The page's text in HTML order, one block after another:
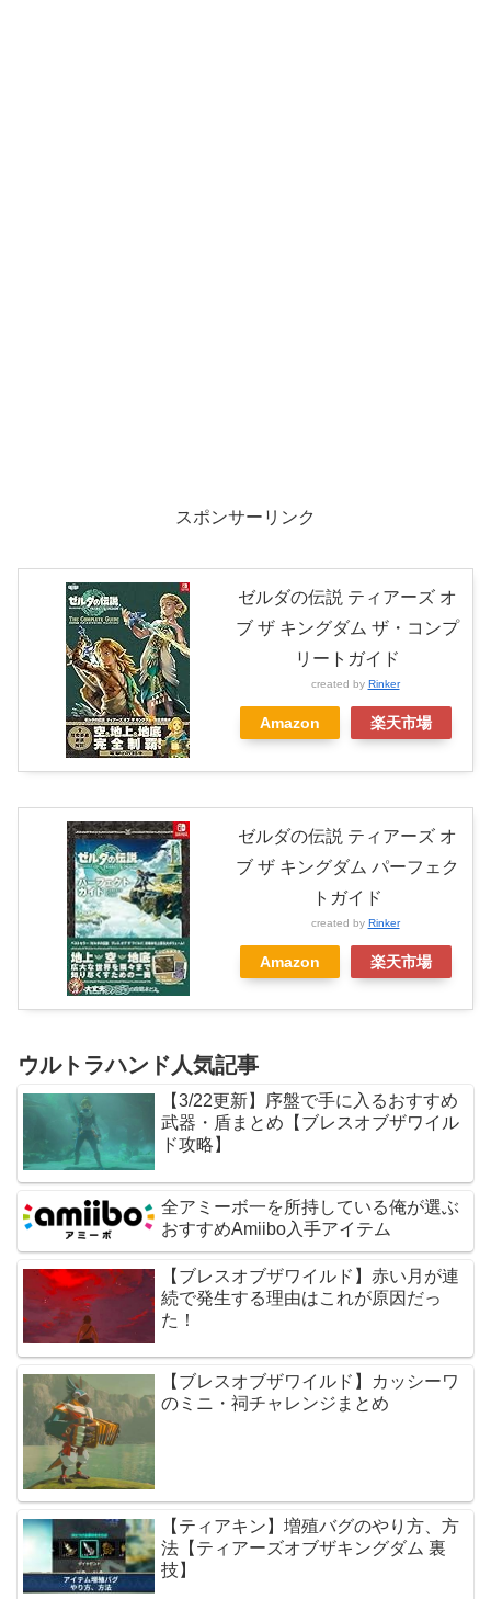
スポンサーリンク
ゼルダの伝説 ティアーズ オ
ブ ザ キングダム ザ・コンプ
リートガイド
created by Rinker
Amazon 楽天市場
ゼルダの伝説 ティアーズ オ
ブ ザ キングダム パーフェク
トガイド
created by Rinker
Amazon 楽天市場
ウルトラハンド人気記事
【3/22更新】序盤で手に入るおすすめ
武器・盾まとめ【ブレスオブザワイル
ド攻略】
全アミーボ一を所持している俺が選ぶ
おすすめAmiibo入手アイテム
【ブレスオブザワイルド】赤い月が連
続で発生する理由はこれが原因だっ
た！
【ブレスオブザワイルド】カッシーワ
のミニ・祠チャレンジまとめ
【ティアキン】増殖バグのやり方、方
法【ティアーズオブザキングダム 裏
技】